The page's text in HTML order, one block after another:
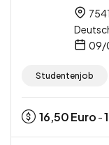
09/
Studentenjob
16,50Euro -